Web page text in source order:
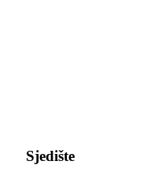
Sjedište